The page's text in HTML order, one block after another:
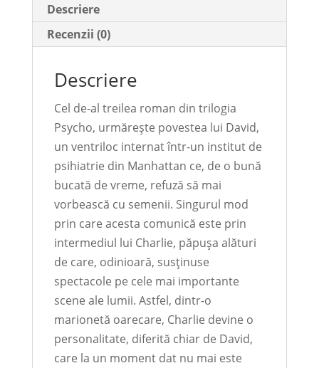
Descriere
Recenzii (0)
Descriere
Cel de-al treilea roman din trilogia
Psycho, urmărește povestea lui David,
un ventriloc internat într-un institut de
psihiatrie din Manhattan ce, de o bună
bucată de vreme, refuză să mai
vorbească cu semenii. Singurul mod
prin care acesta comunică este prin
intermediul lui Charlie, păpușa alături
de care, odinioară, susținuse
spectacole pe cele mai importante
scene ale lumii. Astfel, dintr-o
marionetă oarecare, Charlie devine o
personalitate, diferită chiar de David,
care la un moment dat nu mai este